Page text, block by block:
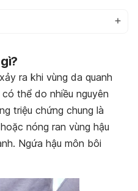
sinh hoạt
ra khi vùng da quanh
thể do nhiều nguyên
triệu chứng chung là
nóng ran vùng hậu
Ngứa hậu môn bôi